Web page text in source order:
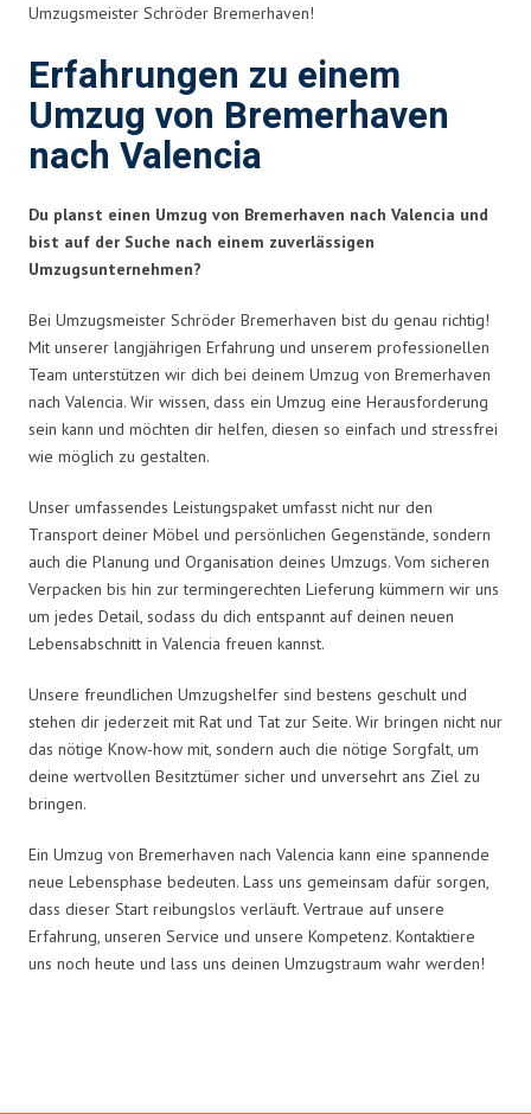
Umzugsmeister Schröder Bremerhaven!
Erfahrungen zu einem
Umzug von Bremerhaven
nach Valencia
Du planst einen Umzug von Bremerhaven nach Valencia und
bist auf der Suche nach einem zuverlässigen
Umzugsunternehmen?
Bei Umzugsmeister Schröder Bremerhaven bist du genau richtig!
Mit unserer langjährigen Erfahrung und unserem professionellen
Team unterstützen wir dich bei deinem Umzug von Bremerhaven
nach Valencia. Wir wissen, dass ein Umzug eine Herausforderung
sein kann und möchten dir helfen, diesen so einfach und stressfrei
wie möglich zu gestalten.
Unser umfassendes Leistungspaket umfasst nicht nur den
Transport deiner Möbel und persönlichen Gegenstände, sondern
auch die Planung und Organisation deines Umzugs. Vom sicheren
Verpacken bis hin zur termingerechten Lieferung kümmern wir uns
um jedes Detail, sodass du dich entspannt auf deinen neuen
Lebensabschnitt in Valencia freuen kannst.
Unsere freundlichen Umzugshelfer sind bestens geschult und
stehen dir jederzeit mit Rat und Tat zur Seite. Wir bringen nicht nur
das nötige Know-how mit, sondern auch die nötige Sorgfalt, um
deine wertvollen Besitztümer sicher und unversehrt ans Ziel zu
bringen.
Ein Umzug von Bremerhaven nach Valencia kann eine spannende
neue Lebensphase bedeuten. Lass uns gemeinsam dafür sorgen,
dass dieser Start reibungslos verläuft. Vertraue auf unsere
Erfahrung, unseren Service und unsere Kompetenz. Kontaktiere
uns noch heute und lass uns deinen Umzugstraum wahr werden!